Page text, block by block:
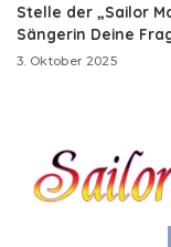
Stelle der „Sailor
Sängerin Deine
3. Oktober 2025